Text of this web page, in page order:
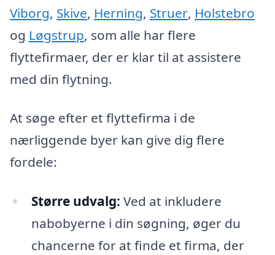
Viborg, Skive, Herning, Struer, Holstebro
og Løgstrup, som alle har flere
flyttefirmaer, der er klar til at assistere
med din flytning.
At søge efter et flyttefirma i de
nærliggende byer kan give dig flere
fordele:
Større udvalg: Ved at inkludere
nabobyerne i din søgning, øger du
chancerne for at finde et firma, der